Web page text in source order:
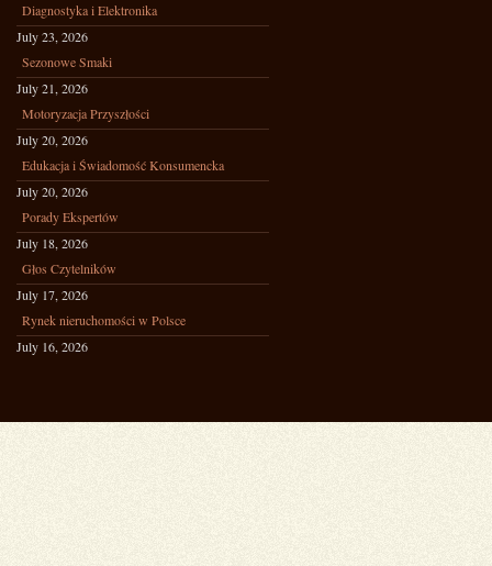
Diagnostyka i Elektronika
July 23, 2026
Sezonowe Smaki
July 21, 2026
Motoryzacja Przyszłości
July 20, 2026
Edukacja i Świadomość Konsumencka
July 20, 2026
Porady Ekspertów
July 18, 2026
Głos Czytelników
July 17, 2026
Rynek nieruchomości w Polsce
July 16, 2026